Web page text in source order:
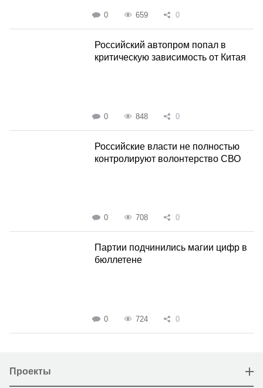
0 659 0
Российский автопром попал в
критическую зависимость от Китая
0 848 0
Российские власти не полностью
контролируют волонтерство СВО
0 708 0
Партии подчинились магии цифр в
бюллетене
0 724 0
Проекты